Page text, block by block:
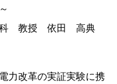
科 教授 依田 高典
力改革の実証実験に携